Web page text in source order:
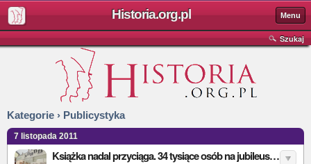
Historia.org.pl Menu
Szukaj
Kategorie › Publicystyka
7 listopada 2011
Książka nadal przyciąga. 34 tysiące osób na jubileuszowych Targach Książki w Krakowie